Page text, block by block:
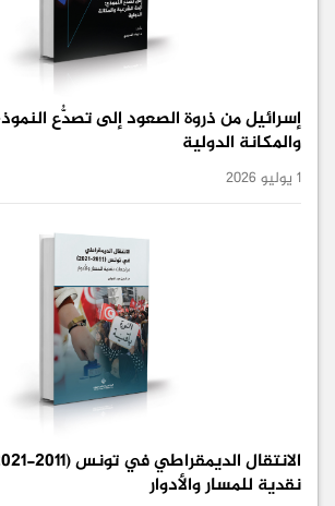
إسرائيل من ذروة الصعود إلى تصدُّع
والمكانة الدولية
1 يوليو 2026
نقدية للمسار والأدوار